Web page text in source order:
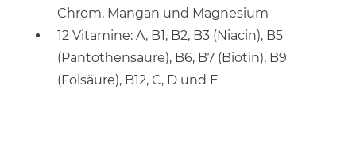
Chrom, Mangan und Magnesium
12 Vitamine: A, B1, B2, B3 (Niacin), B5
(Pantothensäure), B6, B7 (Biotin), B9
(Folsäure), B12, C, D und E